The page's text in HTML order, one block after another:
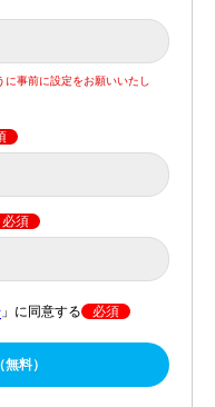
事前に設定をお願いいたし
必須
」に同意する 必須
料）